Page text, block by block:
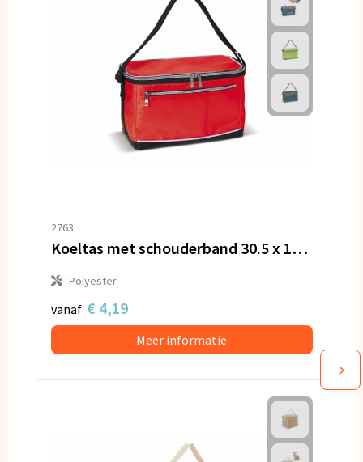
2763
Koeltas met schouderband 30.5 x 17 x 19 cm
Polyester
vanaf € 4,19
Meer informatie